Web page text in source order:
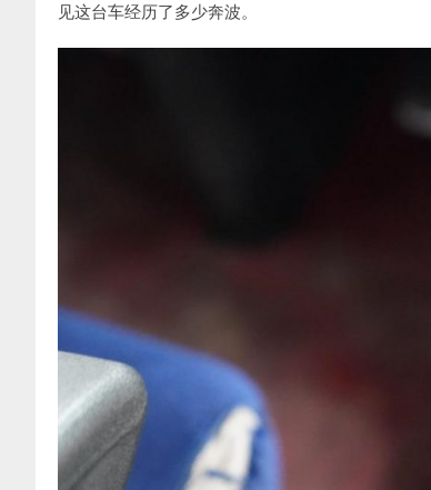
见这台车经历了多少奔波。